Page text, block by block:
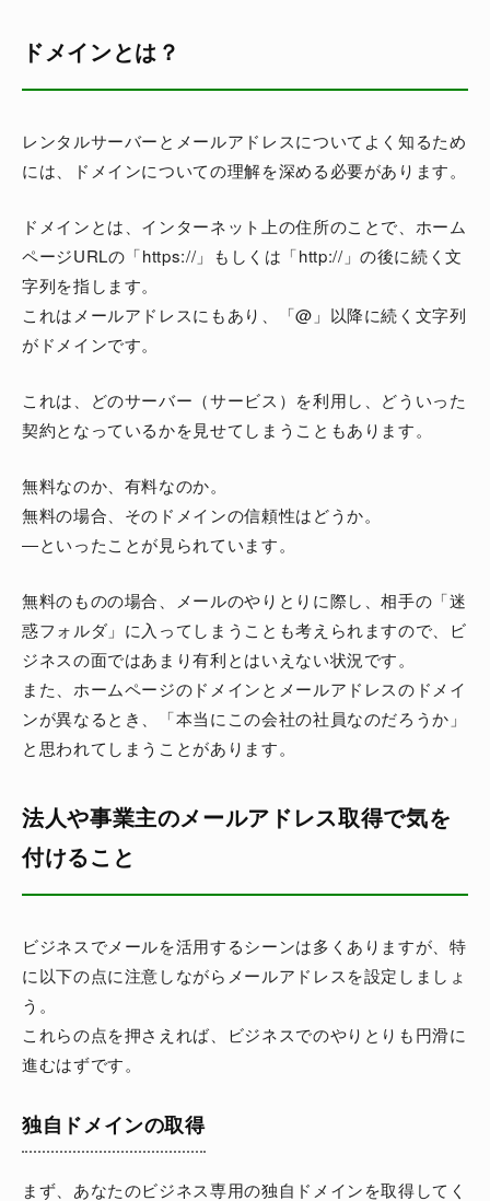
ドメインとは？
レンタルサーバーとメールアドレスについてよく知るため
には、ドメインについての理解を深める必要があります。
ドメインとは、インターネット上の住所のことで、ホーム
ページURLの「https://」もしくは「http://」の後に続く文
字列を指します。
これはメールアドレスにもあり、「@」以降に続く文字列
がドメインです。
これは、どのサーバー（サービス）を利用し、どういった
契約となっているかを見せてしまうこともあります。
無料なのか、有料なのか。
無料の場合、そのドメインの信頼性はどうか。
―といったことが見られています。
無料のものの場合、メールのやりとりに際し、相手の「迷
惑フォルダ」に入ってしまうことも考えられますので、ビ
ジネスの面ではあまり有利とはいえない状況です。
また、ホームページのドメインとメールアドレスのドメイ
ンが異なるとき、「本当にこの会社の社員なのだろうか」
と思われてしまうことがあります。
法人や事業主のメールアドレス取得で気を
付けること
ビジネスでメールを活用するシーンは多くありますが、特
に以下の点に注意しながらメールアドレスを設定しましょ
う。
これらの点を押さえれば、ビジネスでのやりとりも円滑に
進むはずです。
独自ドメインの取得
まず、あなたのビジネス専用の独自ドメインを取得してく